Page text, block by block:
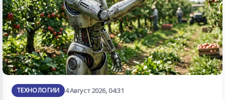
ТЕХНОЛОГИИ 4 Август 2026, 04:31